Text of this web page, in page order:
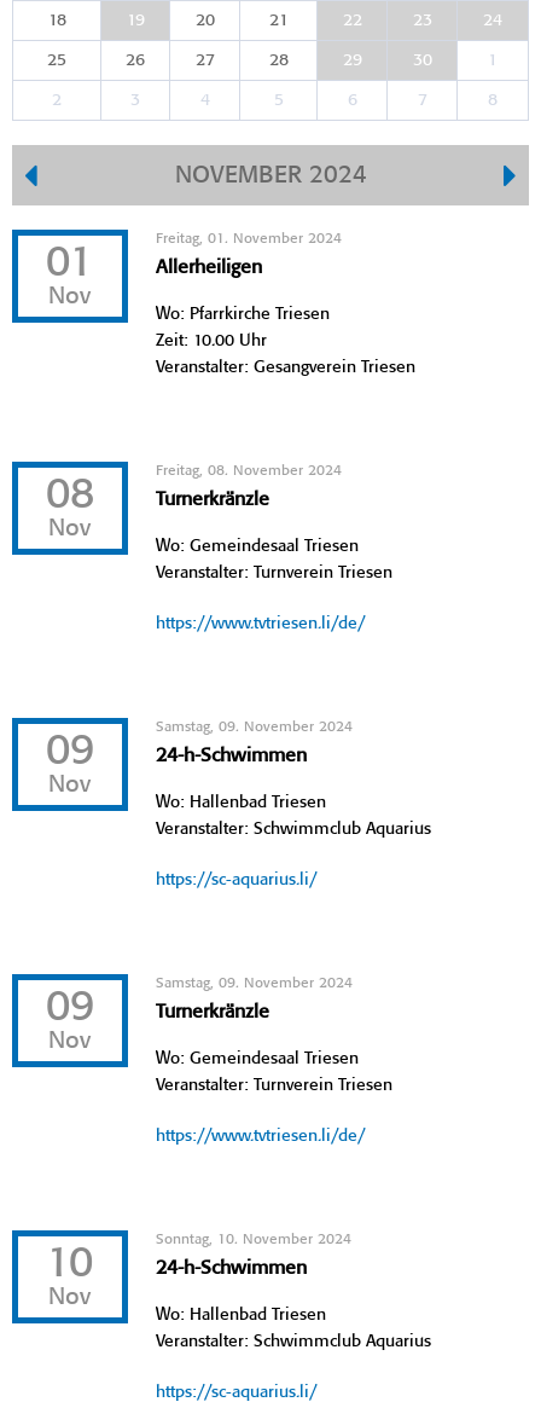
18 19 20 21 22 23 24
25 26 27 28 29 30 1
2 3 4 5 6 7 8
NOVEMBER 2024
01
Nov
Freitag, 01. November 2024
Allerheiligen
Wo: Pfarrkirche Triesen
Zeit: 10.00 Uhr
Veranstalter: Gesangverein Triesen
08
Nov
Freitag, 08. November 2024
Turnerkränzle
Wo: Gemeindesaal Triesen
Veranstalter: Turnverein Triesen
https://www.tvtriesen.li/de/
09
Nov
Samstag, 09. November 2024
24-h-Schwimmen
Wo: Hallenbad Triesen
Veranstalter: Schwimmclub Aquarius
https://sc-aquarius.li/
09
Nov
Samstag, 09. November 2024
Turnerkränzle
Wo: Gemeindesaal Triesen
Veranstalter: Turnverein Triesen
https://www.tvtriesen.li/de/
10
Nov
Sonntag, 10. November 2024
24-h-Schwimmen
Wo: Hallenbad Triesen
Veranstalter: Schwimmclub Aquarius
https://sc-aquarius.li/